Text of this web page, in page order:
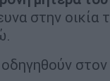
στην οικία
στον